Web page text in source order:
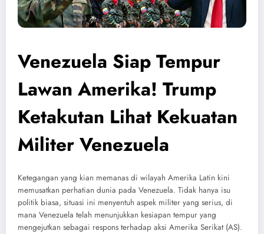
Venezuela Siap Tempur
Lawan Amerika! Trump
Ketakutan Lihat Kekuatan
Militer Venezuela
Ketegangan yang kian memanas di wilayah Amerika Latin kini
memusatkan perhatian dunia pada Venezuela. Tidak hanya isu
politik biasa, situasi ini menyentuh aspek militer yang serius, di
mana Venezuela telah menunjukkan kesiapan tempur yang
mengejutkan sebagai respons terhadap aksi Amerika Serikat (AS).